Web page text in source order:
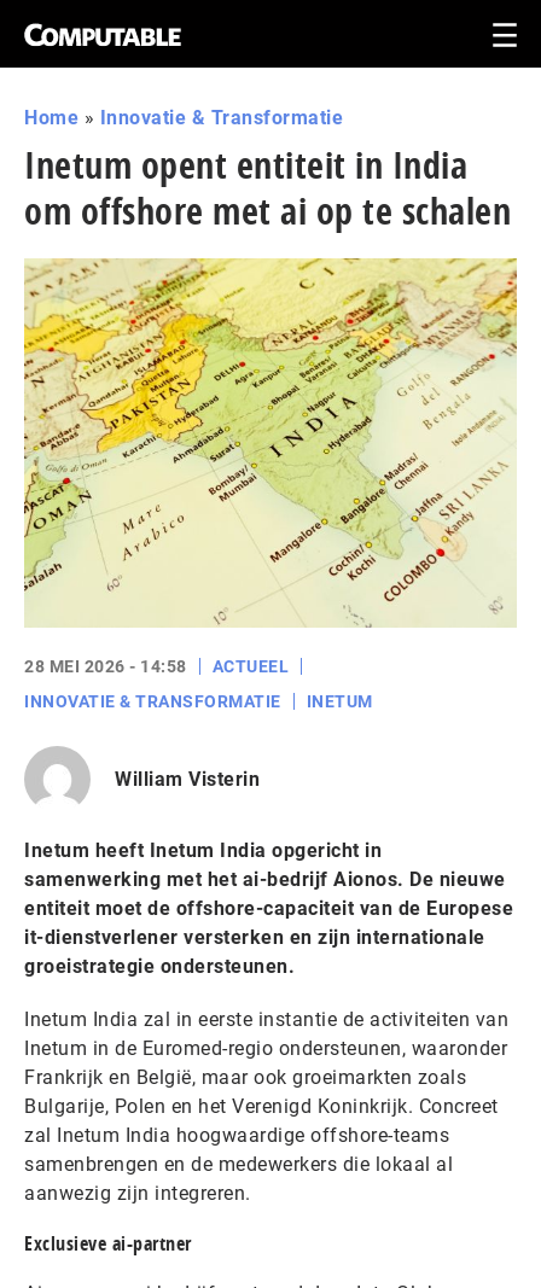
Home » Innovatie & Transformatie
Inetum opent entiteit in India
om offshore met ai op te schalen
28 MEI 2026 - 14:58
ACTUEEL
INNOVATIE & TRANSFORMATIE
INETUM
William Visterin
Inetum heeft Inetum India opgericht in
samenwerking met het ai-bedrijf Aionos. De nieuwe
entiteit moet de offshore-capaciteit van de Europese
it-dienstverlener versterken en zijn internationale
groeistrategie ondersteunen.
Inetum India zal in eerste instantie de activiteiten van
Inetum in de Euromed-regio ondersteunen, waaronder
Frankrijk en België, maar ook groeimarkten zoals
Bulgarije, Polen en het Verenigd Koninkrijk. Concreet
zal Inetum India hoogwaardige offshore-teams
samenbrengen en de medewerkers die lokaal al
aanwezig zijn integreren.
Exclusieve ai-partner